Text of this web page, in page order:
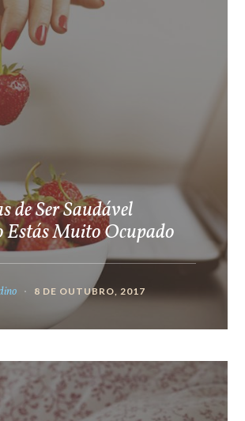
de Ser Saudável
Estás Muito Ocupado
8 DE OUTUBRO, 2017